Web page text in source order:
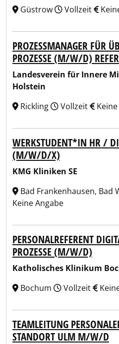
Güstrow Vollzeit
PROZESSMANAGER FÜR
PROZESSE (M/W/D)
Landesverein für Innere
Holstein
Rickling
Vollzeit
WERKSTUDENT*IN HR /
(M/W/D/X)
KMG Kliniken SE
Bad Frankenhausen, Bad
Keine Angabe
PERSONALREFERENT
PROZESSE (M/W/D)
Katholisches Klinikum
Bochum
Vollzeit
TEAMLEITUNG
STANDORT ULM M/W/D